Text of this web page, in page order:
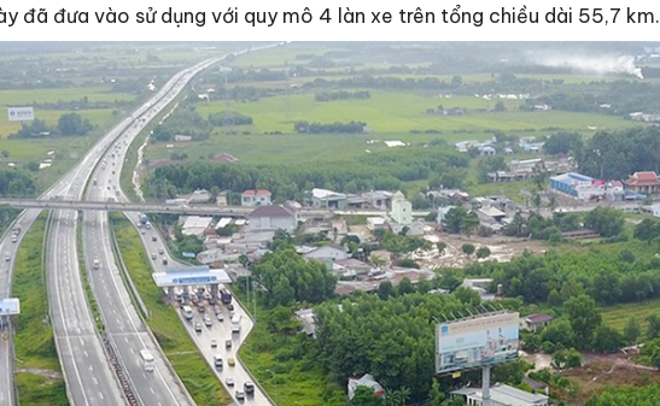
đã đưa vào sử dụng với quy mô 4 làn xe trên tổng chiều dài 55,7 km.